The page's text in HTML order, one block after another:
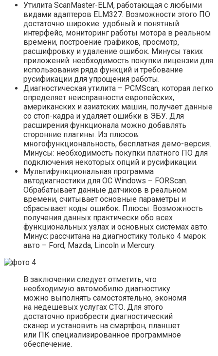
Утилита ScanMaster-ELM, работающая с любыми
видами адаптеров ELM327. Возможности этого ПО
достаточно широкие: удобный и понятный
интерфейс, мониторинг работы мотора в реальном
времени, построение графиков, просмотр,
расшифровку и удаление ошибок. Минусы таких
приложений: необходимость покупки лицензии для
использования ряда функций и требование
русификации для упрощения работы.
Диагностическая утилита – PCMScan, которая легко
определяет неисправности европейских,
американских и азиатских машин, получает данные
со стоп-кадра и удаляет ошибки в ЭБУ. Для
расширения функционала можно добавлять
сторонние плагины. Из плюсов:
многофункциональность, бесплатная демо-версия.
Минусы: необходимость покупки платного ПО для
подключения некоторых опций и русификации.
Мультифункциональная программа
автодиагностики для ОС Windows – FORScan.
Обрабатывает данные датчиков в реальном
времени, считывает основные параметры и
сбрасывает коды ошибок. Плюсы: Возможность
получения данных практически обо всех
функциональных узлах и основных системах авто.
Минус: рассчитана на диагностику только 4 марок
авто – Ford, Mazda, Lincoln и Mercury.
В заключении следует отметить, что
необходимую автомобилю диагностику
можно выполнять самостоятельно, экономя
на недешевых услугах СТО. Для этого
достаточно приобрести диагностический
сканер и установить на смартфон, планшет
или ПК специализированное программное
обеспечение.